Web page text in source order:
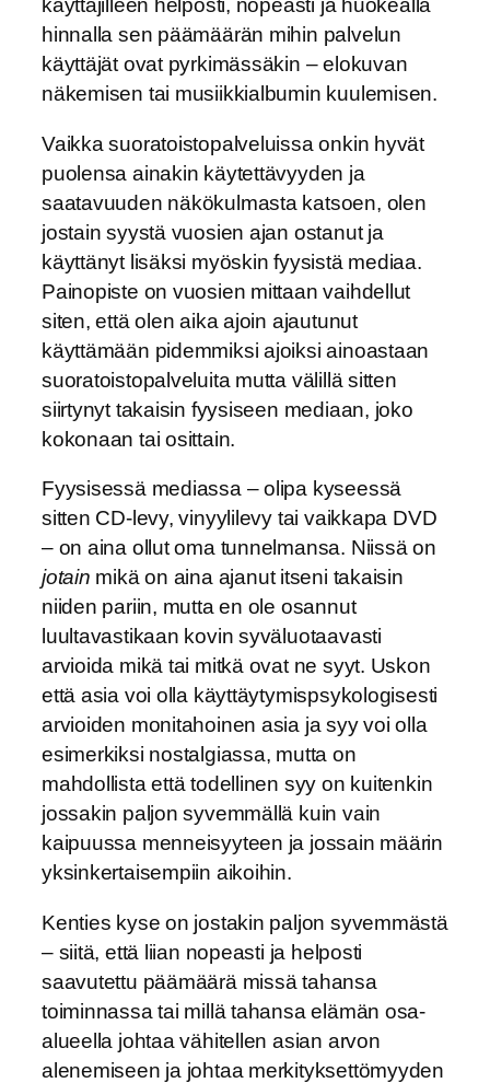
käyttäjilleen helposti, nopeasti ja huokealla
hinnalla sen päämäärän mihin palvelun
käyttäjät ovat pyrkimässäkin – elokuvan
näkemisen tai musiikkialbumin kuulemisen.
Vaikka suoratoistopalveluissa onkin hyvät
puolensa ainakin käytettävyyden ja
saatavuuden näkökulmasta katsoen, olen
jostain syystä vuosien ajan ostanut ja
käyttänyt lisäksi myöskin fyysistä mediaa.
Painopiste on vuosien mittaan vaihdellut
siten, että olen aika ajoin ajautunut
käyttämään pidemmiksi ajoiksi ainoastaan
suoratoistopalveluita mutta välillä sitten
siirtynyt takaisin fyysiseen mediaan, joko
kokonaan tai osittain.
Fyysisessä mediassa – olipa kyseessä
sitten CD-levy, vinyylilevy tai vaikkapa DVD
– on aina ollut oma tunnelmansa. Niissä on
jotain mikä on aina ajanut itseni takaisin
niiden pariin, mutta en ole osannut
luultavastikaan kovin syväluotaavasti
arvioida mikä tai mitkä ovat ne syyt. Uskon
että asia voi olla käyttäytymispsykologisesti
arvioiden monitahoinen asia ja syy voi olla
esimerkiksi nostalgiassa, mutta on
mahdollista että todellinen syy on kuitenkin
jossakin paljon syvemmällä kuin vain
kaipuussa menneisyyteen ja jossain määrin
yksinkertaisempiin aikoihin.
Kenties kyse on jostakin paljon syvemmästä
– siitä, että liian nopeasti ja helposti
saavutettu päämäärä missä tahansa
toiminnassa tai millä tahansa elämän osa-
alueella johtaa vähitellen asian arvon
alenemiseen ja johtaa merkityksettömyyden